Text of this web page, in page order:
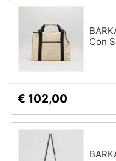
Con
€ 102,00